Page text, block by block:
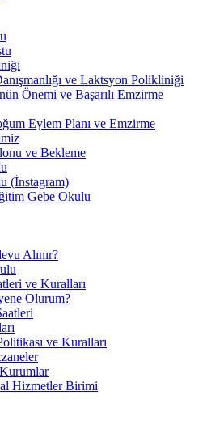
ve Laktsyon Polikliniği
Önemi ve Başarılı Emzirme
Eylem Planı ve Emzirme
ve Bekleme
(İnstagram)
Gebe Okulu
Alınır?
ve Kuralları
Olurum?
ve Kuralları
Hizmetler Birimi